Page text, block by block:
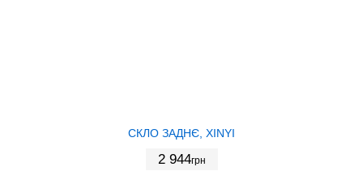
СКЛО ЗАДНЄ, XINYI
2 944грн